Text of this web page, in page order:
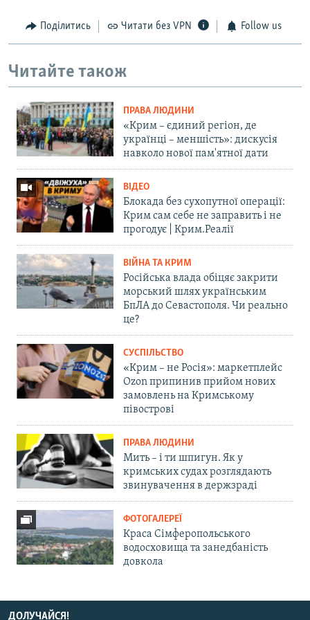
Поділитись Читати без VPN Follow us
Читайте також
ПРАВА ЛЮДИНИ
«Крим – єдиний регіон, де
українці – меншість»: дискусія
навколо нової пам'ятної дати
ВІДЕО
Блокада без сухопутної операції:
Крим сам себе не заправить і не
прогодує | Крим.Реалії
ВІЙНА ТА КРИМ
Російська влада обіцяє закрити
морський шлях українським
БпЛА до Севастополя. Чи реально
це?
СУСПІЛЬСТВО
«Крим – не Росія»: маркетплейс
Ozon припинив прийом нових
замовлень на Кримському
півострові
ПРАВА ЛЮДИНИ
Мить – і ти шпигун. Як у
кримських судах розглядають
звинувачення в держзраді
ФОТОГАЛЕРЕЇ
Краса Сімферопольського
водосховища та занедбаність
довкола
ДОЛУЧАЙСЯ!